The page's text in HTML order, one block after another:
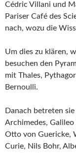
Cédric Villani und
Pariser Café des
nach, wozu die
Um dies zu klären,
besuchen den
mit Thales,
Bernoulli.
Danach betreten
Archimedes, Galileo
Otto von Guericke,
Curie, Nils Bohr,